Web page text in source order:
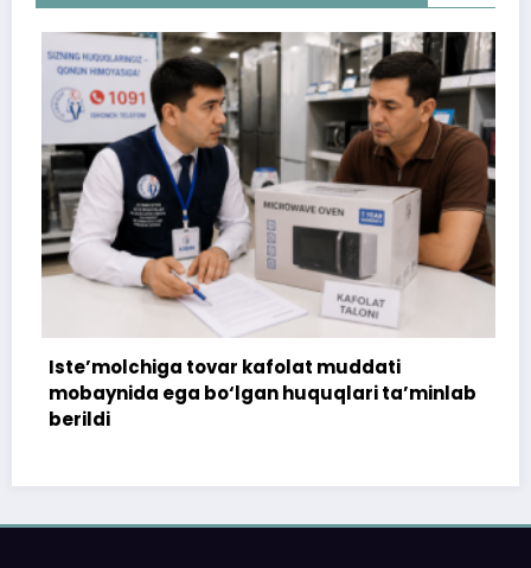
Iste’molchiga tovar kafolat muddati
mobaynida ega bo‘lgan huquqlari ta’minlab
berildi